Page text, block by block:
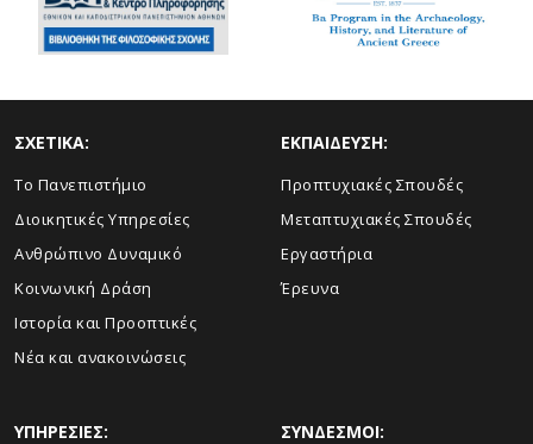
ΣΧΕΤΙΚΑ:
Το Πανεπιστήμιο
Διοικητικές Υπηρεσίες
Ανθρώπινο Δυναμικό
Κοινωνική Δράση
Ιστορία και Προοπτικές
Νέα και ανακοινώσεις
ΕΚΠΑΙΔΕΥΣΗ:
Προπτυχιακές Σπουδές
Μεταπτυχιακές Σπουδές
Εργαστήρια
Έρευνα
ΥΠΗΡΕΣΙΕΣ: ΣΥΝΔΕΣΜΟΙ: